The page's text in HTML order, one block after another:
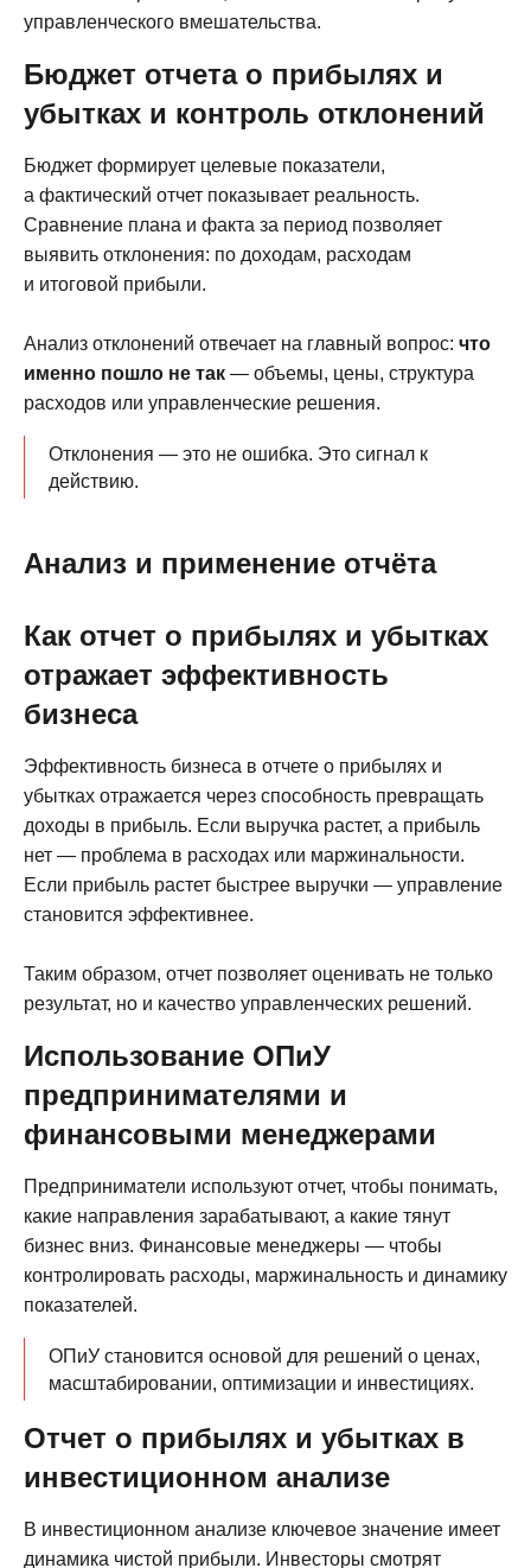
управленческого вмешательства.
Бюджет отчета о прибылях и
убытках и контроль отклонений
Бюджет формирует целевые показатели,
а фактический отчет показывает реальность.
Сравнение плана и факта за период позволяет
выявить отклонения: по доходам, расходам
и итоговой прибыли.
Анализ отклонений отвечает на главный вопрос: что
именно пошло не так — объемы, цены, структура
расходов или управленческие решения.
Отклонения — это не ошибка. Это сигнал к
действию.
Анализ и применение отчёта
Как отчет о прибылях и убытках
отражает эффективность
бизнеса
Эффективность бизнеса в отчете о прибылях и
убытках отражается через способность превращать
доходы в прибыль. Если выручка растет, а прибыль
нет — проблема в расходах или маржинальности.
Если прибыль растет быстрее выручки — управление
становится эффективнее.
Таким образом, отчет позволяет оценивать не только
результат, но и качество управленческих решений.
Использование ОПиУ
предпринимателями и
финансовыми менеджерами
Предприниматели используют отчет, чтобы понимать,
какие направления зарабатывают, а какие тянут
бизнес вниз. Финансовые менеджеры — чтобы
контролировать расходы, маржинальность и динамику
показателей.
ОПиУ становится основой для решений о ценах,
масштабировании, оптимизации и инвестициях.
Отчет о прибылях и убытках в
инвестиционном анализе
В инвестиционном анализе ключевое значение имеет
динамика чистой прибыли. Инвесторы смотрят
Статьи
Блог
О компании
Партнерам
Согласие на обработку персональных данных
Политика конфиденциальности
© 2026 г.